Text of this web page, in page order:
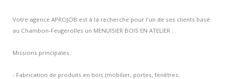
Votre agence APROJOB est à la recherche pour l'un de ses clients basé
au Chambon-Feugerolles un MENUISIER BOIS EN ATELIER :
Missions principales :
- Fabrication de produits en bois (mobilier, portes, fenêtres,